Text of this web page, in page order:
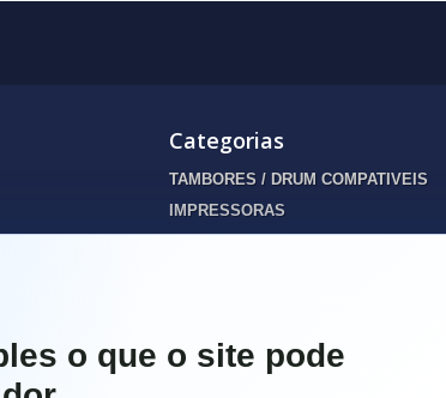
Categorias
TAMBORES / DRUM COMPATIVEIS
IMPRESSORAS
INFORMATICA
ENERGIA
o que o site pode